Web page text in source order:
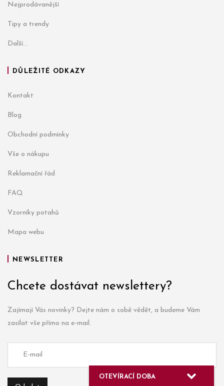
Nejprodávanější
Tipy a trendy
Další...
DŮLEŽITÉ ODKAZY
Kontakt
Blog
Obchodní podmínky
Vše o nákupu
Reklamační řád
FAQ
Vzorníky potahů
Mapa webu
NEWSLETTER
Chcete dostávat newslettery?
Zajímají Vás novinky? Dejte nám o sobě vědět, a budeme Vám
zasílat vše přímo na e-mail.
OTEVÍRACÍ DOBA